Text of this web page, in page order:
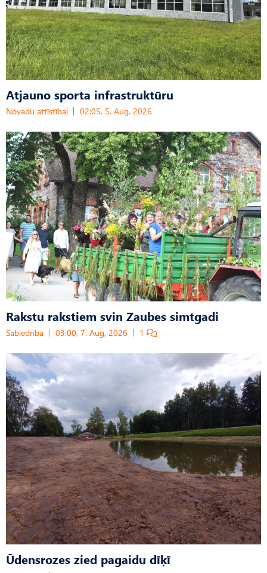
Atjauno sporta infrastruktūru
Novadu attīstībai 02:05, 5. Aug, 2026
Rakstu rakstiem svin Zaubes simtgadi
Sabiedrība 03:00, 7. Aug, 2026 1
Ūdensrozes zied pagaidu dīķī